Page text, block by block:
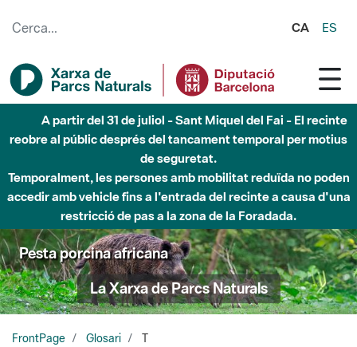
CA ES
A partir del 31 de juliol - Sant Miquel del Fai - El recinte
reobre al públic després del tancament temporal per motius
de seguretat.
Temporalment, les persones amb mobilitat reduïda no poden
accedir amb vehicle fins a l'entrada del recinte a causa d'una
restricció de pas a la zona de la Foradada.
Pesta porcina africana
La Xarxa de Parcs Naturals
FrontPage Glosari T